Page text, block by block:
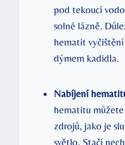
pod tekoucí
solné lázně.
hematit
dýmem kadidla.
Nabíjení
hematitu
zdrojů, jako je
světlo. Stačí